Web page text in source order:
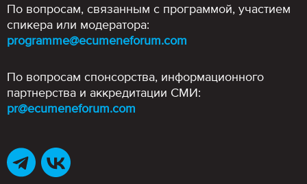
По вопросам, связанным с программой, участием
спикера или модератора:
programme@ecumeneforum.com
По вопросам спонсорства, информационного
партнерства и аккредитации СМИ:
pr@ecumeneforum.com